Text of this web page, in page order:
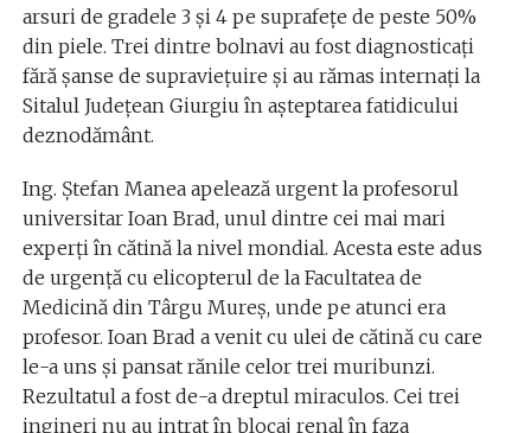
arsuri de gradele 3 şi 4 pe suprafeţe de peste 50%
din piele. Trei dintre bolnavi au fost diagnosticaţi
fără şanse de supravieţuire şi au rămas internaţi la
Sitalul Judeţean Giurgiu în aşteptarea fatidicului
deznodământ.
Ing. Ştefan Manea apelează urgent la profesorul
universitar Ioan Brad, unul dintre cei mai mari
experţi în cătină la nivel mondial. Acesta este adus
de urgenţă cu elicopterul de la Facultatea de
Medicină din Târgu Mureş, unde pe atunci era
profesor. Ioan Brad a venit cu ulei de cătină cu care
le-a uns şi pansat rănile celor trei muribunzi.
Rezultatul a fost de-a dreptul miraculos. Cei trei
ingineri nu au intrat în blocaj renal în faza